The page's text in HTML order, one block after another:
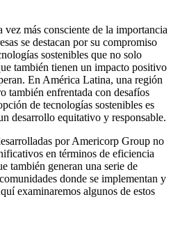
más consciente de la importancia
se destacan por su compromiso
sostenibles que no solo
también tienen un impacto positivo
En América Latina, una región
también enfrentada con desafíos
de tecnologías sostenibles es
desarrollo equitativo y responsable.
por Americorp Group no
en términos de eficiencia
también generan una serie de
donde se implementan y
examinaremos algunos de estos